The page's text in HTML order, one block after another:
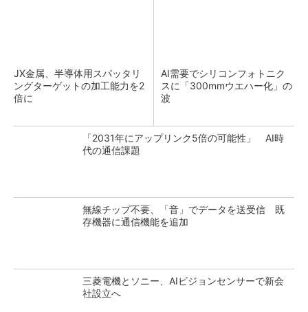
JX金属、半導体用スパッタリ
ングターゲットの加工能力を2
倍に
AI需要でシリコンフォトニク
スに「300mmウエハー化」の
波
「2031年にアップリンク5倍の可能性」 AI時
代の通信課題
無線チップ不要、「音」でデータを送受信 既
存機器に通信機能を追加
三菱電機とソニー、AIビジョンセンサーで新会
社設立へ